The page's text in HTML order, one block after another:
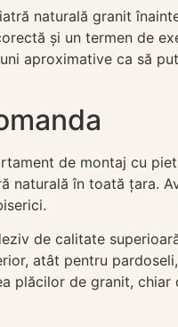
naturală granit
și un termen de
aproximative ca să
de montaj cu
naturală în toată țara.
de calitate
atât pentru
de granit, chiar